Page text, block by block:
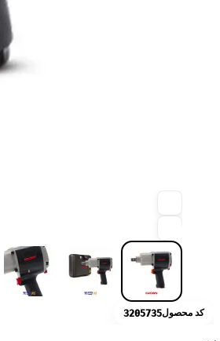
کد محصول3205735